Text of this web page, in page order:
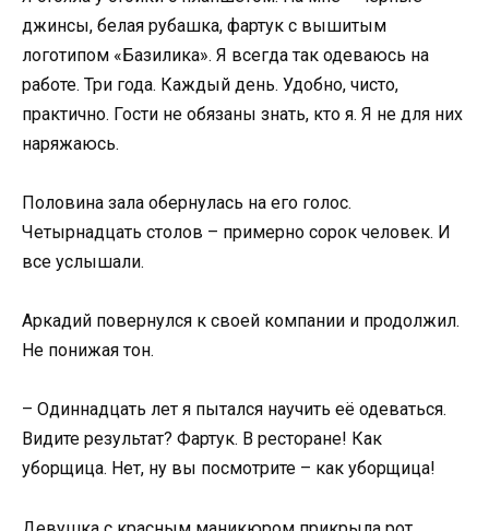
джинсы, белая рубашка, фартук с вышитым
логотипом «Базилика». Я всегда так одеваюсь на
работе. Три года. Каждый день. Удобно, чисто,
практично. Гости не обязаны знать, кто я. Я не для них
наряжаюсь.
Половина зала обернулась на его голос.
Четырнадцать столов – примерно сорок человек. И
все услышали.
Аркадий повернулся к своей компании и продолжил.
Не понижая тон.
– Одиннадцать лет я пытался научить её одеваться.
Видите результат? Фартук. В ресторане! Как
уборщица. Нет, ну вы посмотрите – как уборщица!